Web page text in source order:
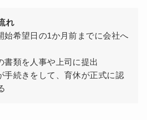
れ
始希望日の1か月前までに会社へ
書類を人事や上司に提出
手続きをして、育休が正式に認